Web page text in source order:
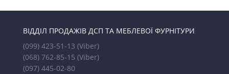
ВІДДІЛ ПРОДАЖІВ ДСП ТА МЕБЛЕВОЇ ФУРНІТУРИ
(099) 423-51-13 (Viber)
(068) 762-85-15 (Viber)
(097) 445-02-80